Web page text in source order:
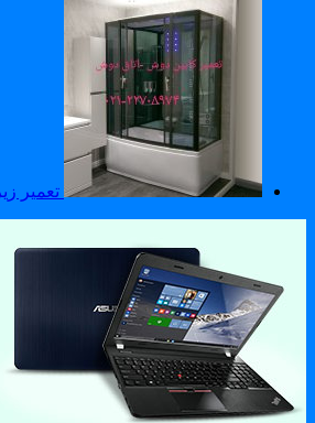
تعمیر